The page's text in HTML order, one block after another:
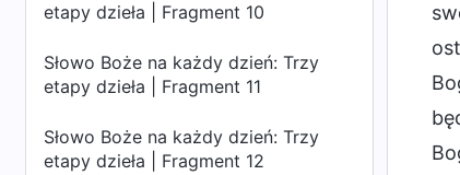
etapy dzieła | Fragment 10
Słowo Boże na każdy dzień: Trzy
etapy dzieła | Fragment 11
Słowo Boże na każdy dzień: Trzy
etapy dzieła | Fragment 12